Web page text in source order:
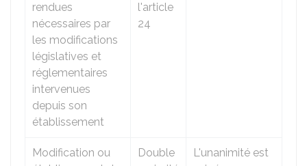
rendues
nécessaires par
les modifications
législatives et
réglementaires
intervenues
depuis son
établissement
l'article
24
Modification ou
Double
L'unanimité est